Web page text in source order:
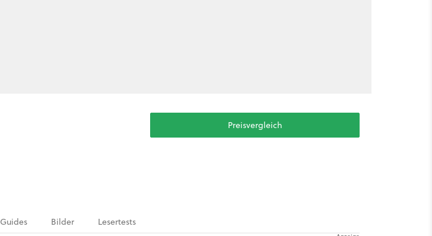
Preisvergleich
Guides Bilder Lesertests